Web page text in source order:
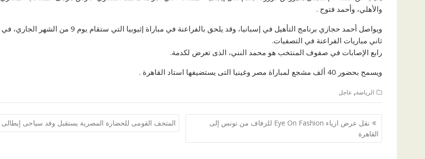
والأهلي، وأحمد فتوح .
ويواصل أحمد حجازي برنامج التأهيل في إسبانيا، وقد يلحق بالفراعنة في مباراة إثيوبيا التي ستقام يوم 9 من الشهر الجاري، في
ثاني مباريات الفراعنة في التصفيات.
رابع الإصابات في صفوف المنتخب هو محمد النني، الذى تعرض لكدمة.
ويسمح بحضور 40 ألف مشجع لمباراة مصر وغينيا التى يستضيفها استاد القاهرة .
الرياضة, عاجل
تصفّح
المقالات
نقل عرض ازياء Eye On Fashion للزفاف من تونس إلى
القاهرة
المتحف القومى للحضارة المصرية يستقبل وفد سياحى إيطالى